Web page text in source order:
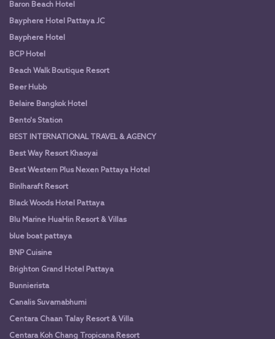
Baron Beach Hotel
Bayphere Hotel Pattaya JC
Bayphere Hotel
BCP Hotel
Beach Walk Boutique Resort
Beer Hubb
Belaire Bangkok Hotel
Bento's Station
BEST INTERNATIONAL TRAVEL & AGENCY
Best Way Resort Khaoyai
Best Western Plus Nexen Pattaya Hotel
Binlharaft Resort
Black Woods Hotel Pattaya
Blu Marine HuaHin Resort & Villas
blue boat pattaya
BNP Cuisine
Brighton Grand Hotel Pattaya
Bunnierista
Canalis Suvarnabhumi
Centara Chaan Talay Resort & Villa
Centara Koh Chang Tropicana Resort